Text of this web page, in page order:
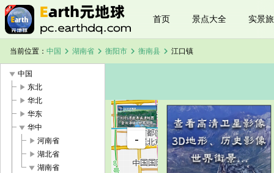
首页 景点大全 实景
当前位置： 中国 chevron_right 湖南省 chevron_right 衡阳市 chevron_right 衡南县 chevron_right 江口镇
play_arrow 中国
play_arrow 东北
play_arrow 华北
play_arrow 华东
play_arrow 华中
play_arrow 河南省
play_arrow 湖北省
play_arrow 湖南省
江口镇卫星
地图
加载中，请
稍候...
+
-